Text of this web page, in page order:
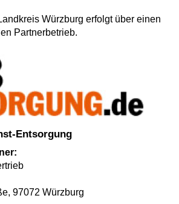
Würzburg erfolgt über einen
Partnerbetrieb.
Entsorgung
97072 Würzburg